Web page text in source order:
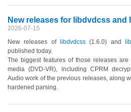
New releases for libdvdcss and
2026-07-15
New releases of
libdvdcss (1.6.0) and
published today.
The biggest features of those releases
media(DVD-VR), including CPRM
Audio work of the previous releases, along
hardened parsing.